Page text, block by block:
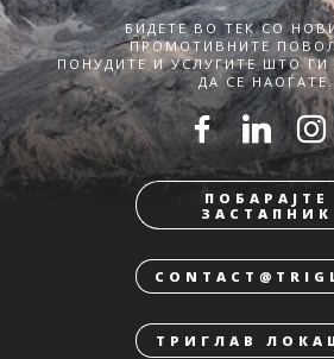
БИДЕТЕ ВО ТЕК СО
ПРОМОТИВНИТЕ
ПОНУДИТЕ И УСЛУГИТЕ ШТО
ДА СЕ НАОЃАТЕ.
ПОБАРАЈТЕ
ЗАСТАПНИК
ТРИГЛАВ